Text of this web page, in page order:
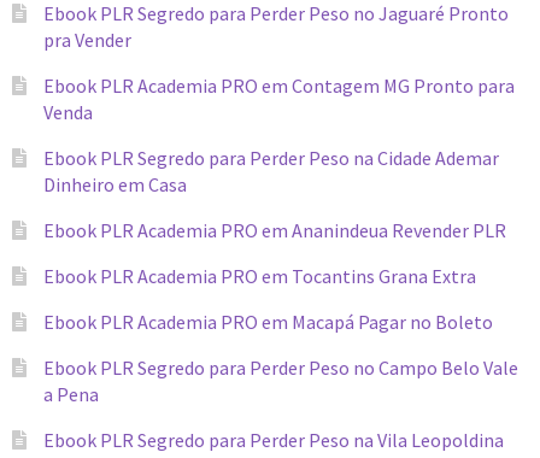
Ebook PLR Segredo para Perder Peso no Jaguaré Pronto
pra Vender
Ebook PLR Academia PRO em Contagem MG Pronto para
Venda
Ebook PLR Segredo para Perder Peso na Cidade Ademar
Dinheiro em Casa
Ebook PLR Academia PRO em Ananindeua Revender PLR
Ebook PLR Academia PRO em Tocantins Grana Extra
Ebook PLR Academia PRO em Macapá Pagar no Boleto
Ebook PLR Segredo para Perder Peso no Campo Belo Vale
a Pena
Ebook PLR Segredo para Perder Peso na Vila Leopoldina